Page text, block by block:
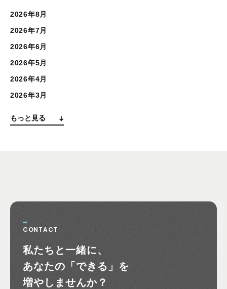
2026年8月
2026年7月
2026年6月
2026年5月
2026年4月
2026年3月
もっと見る
CONTACT
私たちと一緒に、
あなたの 「できる」を
増やしませんか？